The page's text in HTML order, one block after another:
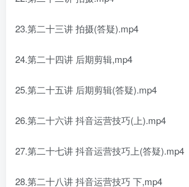
23.第二十三讲 拍摄(答疑).mp4
24.第二十四讲 后期剪辑,mp4
25.第二十五讲 后期剪辑(答疑).mp4
26.第二十六讲 抖音运营技巧(上).mp4
27.第二十七讲 抖音运营技巧上(答疑).mp4
28.第二十八讲 抖音运营技巧 下,mp4